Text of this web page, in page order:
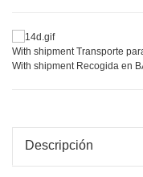
With shipment Transporte
With shipment Recogida en
Descripción